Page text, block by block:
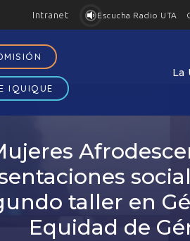
Intranet Escucha Radio UTA
IQUIQUE
La
taller en
Equidad de